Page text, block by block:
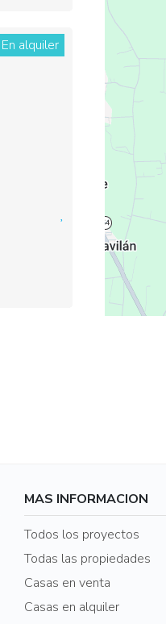
En alquiler
MAS INFORMACION
Todos los proyectos
Todas las propiedades
Casas en venta
Casas en alquiler